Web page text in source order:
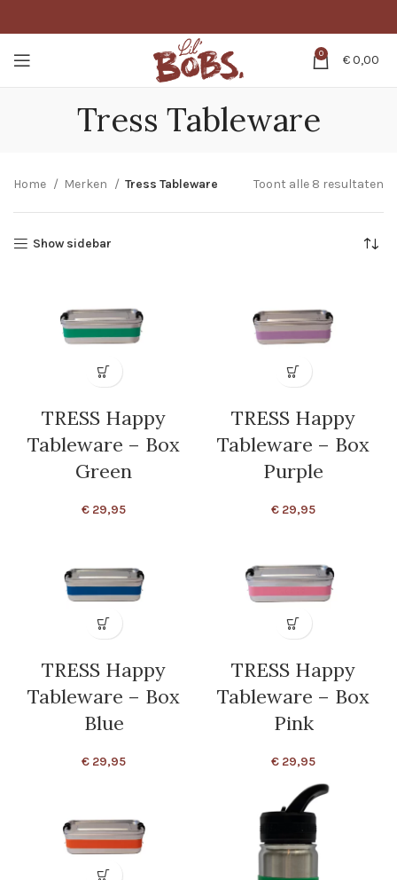
0 €0,00
Tress Tableware
Home Merken Tress Tableware Toont alle 8 resultaten
Show sidebar
TRESS Happy
Tableware – Box
Green
€ 29,95
TRESS Happy
Tableware – Box
Purple
€ 29,95
TRESS Happy
Tableware – Box
Blue
€ 29,95
TRESS Happy
Tableware – Box
Pink
€ 29,95